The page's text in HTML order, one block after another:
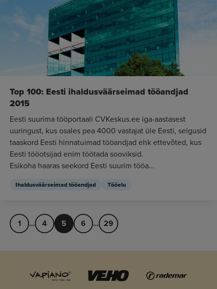
Top 100: Eesti ihaldusväärseimad tööandjad
2015
Eesti suurima tööportaali CVKeskus.ee iga-aastasest
uuringust, kus osales pea 4000 vastajat üle Eesti, selgusid
taaskord Eesti hinnatuimad tööandjad ehk ettevõted, kus
Eesti tööotsijad enim töötada sooviksid.
Esikoha haaras seekord Eesti suurim tööa...
Ihaldusväärseimad tööandjad Tööelu
1 ... 4 5 6 ... 29